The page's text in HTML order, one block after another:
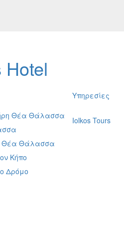
Θέα Θάλασσα
Θέα Θάλασσα
Κήπο
Δρόμο
Υπηρεσίες
Iolkos Tours